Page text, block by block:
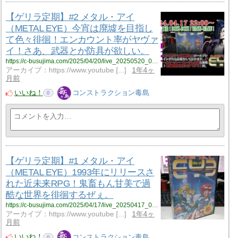
【ゲリラ定期】#2 メタル・アイ
（METAL EYE）今宵は廃墟を目指し
て色々徘徊！エンカウント率がヤヴァ
イ！さあ、武器とか防具が欲しい。
https://c-busujima.com/2025/04/20/live_20250520_001/
アーカイブ：https://www.youtube [...]
1年4ヶ
月前
いいね！
0 コンストラクション毒島
【ゲリラ定期】#1 メタル・アイ
（METAL EYE）1993年にリリースさ
れた近未来RPG！鬼畜もん甘美で過
酷な世界を徘徊するぜぇ。
https://c-busujima.com/2025/04/17/live_20250417_001/
アーカイブ：https://www.youtube [...]
1年4ヶ
月前